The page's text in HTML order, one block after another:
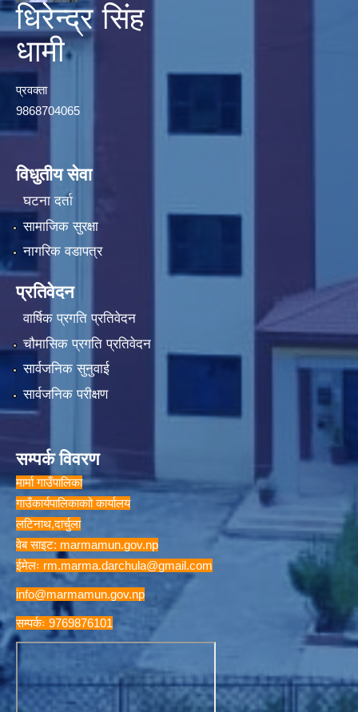
धिरेन्द्र सिंह
धामी
प्रवक्ता
9868704065
विधुतीय सेवा
घटना दर्ता
सामाजिक सुरक्षा
नागरिक वडापत्र
प्रतिवेदन
वार्षिक प्रगति प्रतिवेदन
चौमासिक प्रगति प्रतिवेदन
सार्वजनिक सुनुवाई
सार्वजनिक परीक्षण
सम्पर्क विवरण
मार्मा गाउँपालिका
गाउँकार्यपालिकाकाो कार्यालय
लटिनाथ,दार्चुला
वेब साइट: marmamun.gov.np
ईमेलः rm.marma.darchula@gmail.com
info@marmamun.gov.np
सम्पर्कः 9769876101